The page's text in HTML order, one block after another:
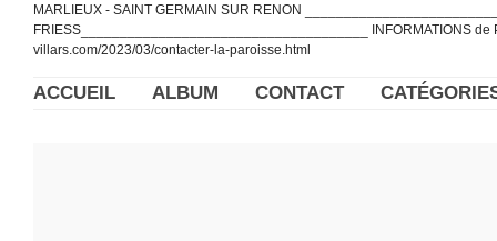
MARLIEUX - SAINT GERMAIN SUR RENON
FRIESS_____________________________________ INFORMATIONS de
villars.com/2023/03/contacter-la-paroisse.html
ACCUEIL ALBUM CONTACT